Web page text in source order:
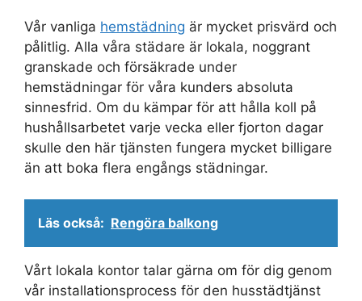
Vår vanliga hemstädning är mycket prisvärd och
pålitlig. Alla våra städare är lokala, noggrant
granskade och försäkrade under
hemstädningar för våra kunders absoluta
sinnesfrid. Om du kämpar för att hålla koll på
hushållsarbetet varje vecka eller fjorton dagar
skulle den här tjänsten fungera mycket billigare
än att boka flera engångs städningar.
Läs också: Rengöra balkong
Vårt lokala kontor talar gärna om för dig genom
vår installationsprocess för den husstädtjänst